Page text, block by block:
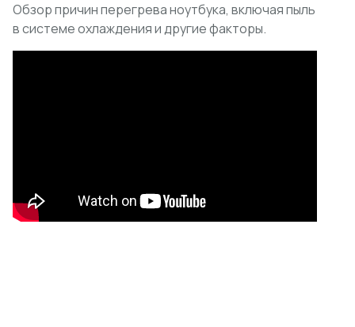
Обзор причин перегрева ноутбука, включая пыль
в системе охлаждения и другие факторы.